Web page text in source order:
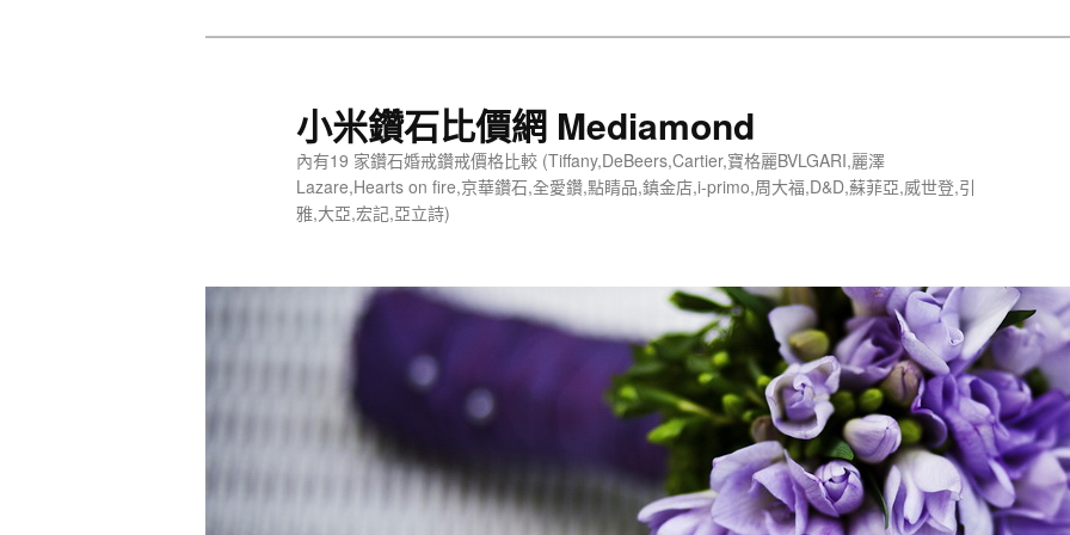
小米鑽石比價網 Mediamond
內有19 家鑽石婚戒鑽戒價格比較 (Tiffany,DeBeers,Cartier,寶格麗BVLGARI,麗澤
Lazare,Hearts on fire,京華鑽石,全愛鑽,點睛品,鎮金店,i-primo,周大福,D&D,蘇菲亞,威世登,引
雅,大亞,宏記,亞立詩)